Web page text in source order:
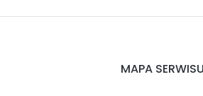
MAPA SERWISU